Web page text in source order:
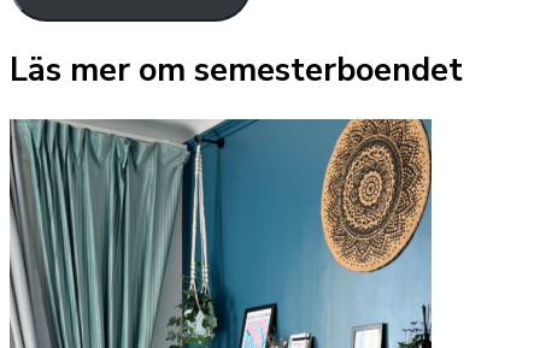
Läs mer om semesterboendet